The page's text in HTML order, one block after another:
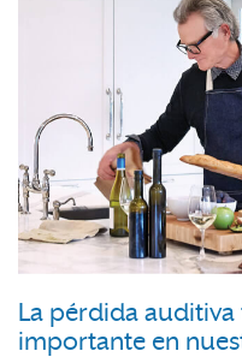
La pérdida
importante en